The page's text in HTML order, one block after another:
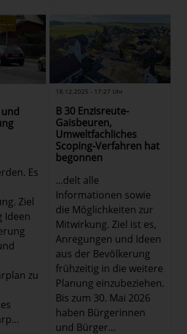
Es
Ziel
Ideen
zu
18.12.2025 - 17:27 Uhr
B 30 Enzisreute-
Gaisbeuren,
Umweltfachliches
Scoping-Verfahren hat
begonnen
...delt alle
Informationen sowie
die Möglichkeiten zur
Mitwirkung. Ziel ist es,
Anregungen und Ideen
aus der Bevölkerung
frühzeitig in die weitere
Planung einzubeziehen.
Bis zum 30. Mai 2026
haben Bürgerinnen
und Bürger...